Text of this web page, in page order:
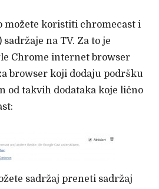
možete koristiti chromecast i
na TV. Za to je
Chrome internet browser
browser koji dodaju podršku
od takvih dodataka koje lično
sadržaj preneti sadržaj